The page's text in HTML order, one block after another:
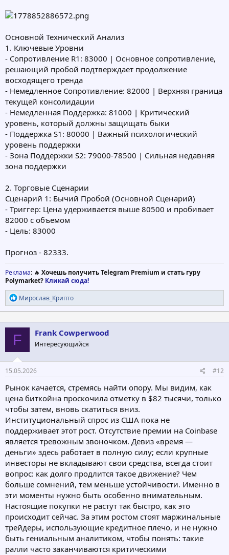
Основной Технический Анализ
1. Ключевые Уровни
- Сопротивление R1: 83000 | Основное сопротивление,
решающий пробой подтверждает продолжение
восходящего тренда
- Немедленное Сопротивление: 82000 | Верхняя граница
текущей консолидации
- Немедленная Поддержка: 81000 | Критический
уровень, который должны защищать быки
- Поддержка S1: 80000 | Важный психологический
уровень поддержки
- Зона Поддержки S2: 79000-78500 | Сильная недавняя
зона поддержки
2. Торговые Сценарии
Сценарий 1: Бычий Пробой (Основной Сценарий)
- Триггер: Цена удерживается выше 80500 и пробивает
82000 с объемом
- Цель: 83000
Прогноз - 82333.
Реклама: 🔥 Хочешь получить Telegram Premium и стать гуру
Polymarket? Кликай сюда!
Р
е
а
к
ц
и
:
Мирослав_Крипто
F Frank Cowperwood
Интересующийся
15.05.2026 #12
Рынок качается, стремясь найти опору. Мы видим, как
цена биткойна проскочила отметку в $82 тысячи, только
чтобы затем, вновь скатиться вниз.
Институциональный спрос из США пока не
поддерживает этот рост. Отсутствие премии на Coinbase
является тревожным звоночком. Девиз «время —
деньги» здесь работает в полную силу; если крупные
инвесторы не вкладывают свои средства, всегда стоит
вопрос: как долго продлится такое движение? Чем
больше сомнений, тем меньше устойчивости. Именно в
эти моменты нужно быть особенно внимательным.
Настоящие покупки не растут так быстро, как это
происходит сейчас. За этим ростом стоят маржинальные
трейдеры, использующие кредитное плечо, и не нужно
быть гениальным аналитиком, чтобы понять: такие
ралли часто заканчиваются критическими